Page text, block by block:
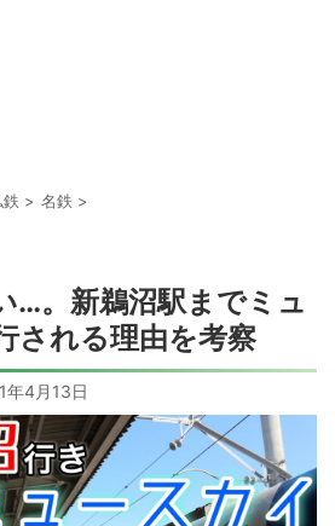
> 名鉄 >
…。新鵜沼駅までミュ
される理由を考察
年4月13日